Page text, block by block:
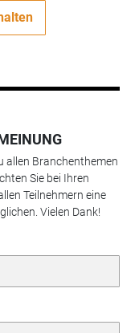
allen Branchenthemen
Sie bei Ihren
Teilnehmern eine
Vielen Dank!